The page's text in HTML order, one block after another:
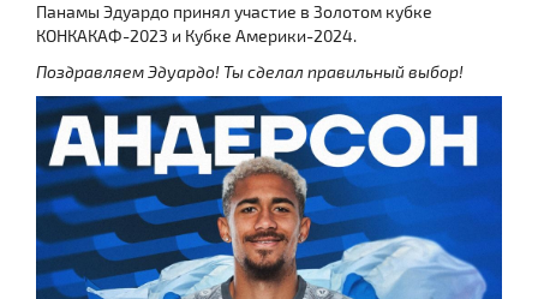
Панамы Эдуардо принял участие в Золотом кубке
КОНКАКАФ-2023 и Кубке Америки-2024.
Поздравляем Эдуардо! Ты сделал правильный выбор!